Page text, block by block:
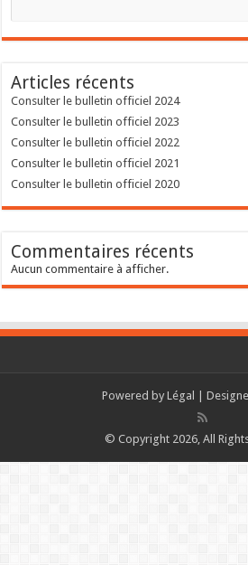
Articles récents
Consulter le bulletin officiel 2024
Consulter le bulletin officiel 2023
Consulter le bulletin officiel 2022
Consulter le bulletin officiel 2021
Consulter le bulletin officiel 2020
Commentaires récents
Aucun commentaire à afficher.
Powered by Légal |
© Copyright 2026, All